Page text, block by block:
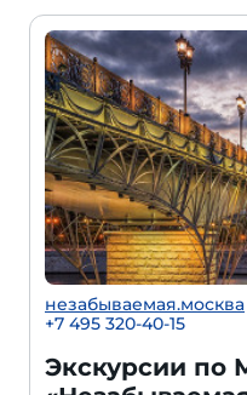
незабываемая.москва
+7 495 320-40-15
Экскурсии по